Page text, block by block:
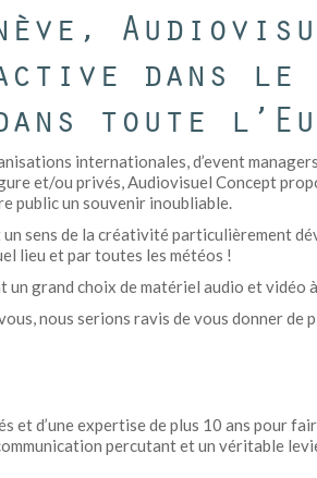
dans le
toute
internationales, d’event
et/ou privés, Audiovisuel Concept
public un souvenir inoubliable.
sens de la créativité particulièrement
lieu et par toutes les météos !
un grand choix de matériel audio et vidéo
nous serions ravis de vous donner
et d’une expertise de plus 10 ans pour
percutant et un véritable